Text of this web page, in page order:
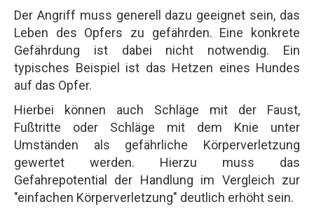
Der Angriff muss generell dazu geeignet sein, das
Leben des Opfers zu gefährden. Eine konkrete
Gefährdung ist dabei nicht notwendig. Ein
typisches Beispiel ist das Hetzen eines Hundes
auf das Opfer.
Hierbei können auch Schläge mit der Faust,
Fußtritte oder Schläge mit dem Knie unter
Umständen als gefährliche Körperverletzung
gewertet werden. Hierzu muss das
Gefahrepotential der Handlung im Vergleich zur
"einfachen Körperverletzung" deutlich erhöht sein.